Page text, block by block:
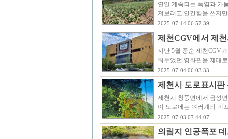
연일 계속되는 폭염과 가
져보려고 안간힘을 쓰지
2025-07-14 06:57:39
제천CGV에서 제
지난 5월 중순 제천CGV
워두었던 영화관을 제대
2025-07-04 06:03:33
제천시 도로표시
제천시 청풍면에서 금성
이 도로에는 여러개의 미
2025-07-03 07:44:07
의림지 인공폭포